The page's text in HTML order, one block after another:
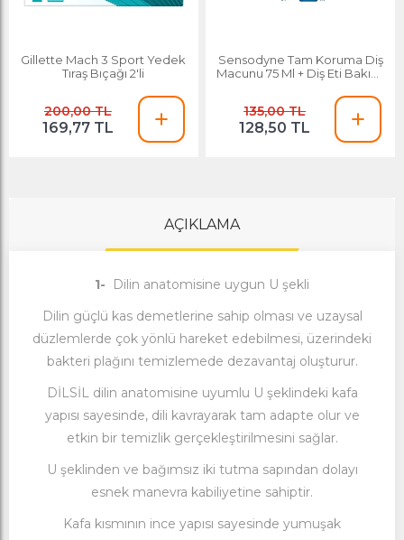
Gillette Mach 3 Sport Yedek
Tıraş Bıçağı 2'li
200,00 TL
169,77 TL
Sensodyne Tam Koruma Diş
Macunu 75 Ml + Diş Eti Bakımı
135,00 TL
128,50 TL
AÇIKLAMA
1-
Dilin anatomisine uygun U şekli
Dilin güçlü kas demetlerine sahip olması ve uzaysal
düzlemlerde çok yönlü hareket edebilmesi, üzerindeki
bakteri plağını temizlemede dezavantaj oluşturur.
DİLSİL dilin anatomisine uyumlu U şeklindeki kafa
yapısı sayesinde, dili kavrayarak tam adapte olur ve
etkin bir temizlik gerçekleştirilmesini sağlar.
U şeklinden ve bağımsız iki tutma sapından dolayı
esnek manevra kabiliyetine sahiptir.
Kafa kısmının ince yapısı sayesinde yumuşak